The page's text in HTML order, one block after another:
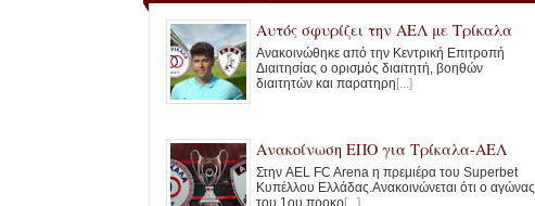
Αυτός σφυρίζει την ΑΕΛ με Τρίκαλα
Ανακοινώθηκε από την Κεντρική Επιτροπή
Διαιτησίας ο ορισμός διαιτητή, βοηθών
διαιτητών και παρατηρη[...]
Ανακοίνωση ΕΠΟ για Τρίκαλα-ΑΕΛ
Στην AEL FC Arena η πρεμιέρα του Superbet
Κυπέλλου Ελλάδας.Ανακοινώνεται ότι ο αγώνας
του 1ου προκρ[...]